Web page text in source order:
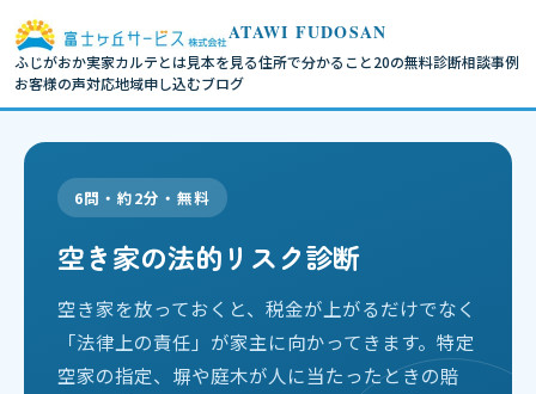
ATAWI FUDOSAN
ふじがおか実家カルテとは見本を見る住所で分かること20の無料診断相談事例
お客様の声対応地域申し込むブログ
6問・約2分・無料
空き家の法的リスク診断
空き家を放っておくと、税金が上がるだけでなく
「法律上の責任」が家主に向かってきます。特定
空家の指定、塀や庭木が人に当たったときの賠